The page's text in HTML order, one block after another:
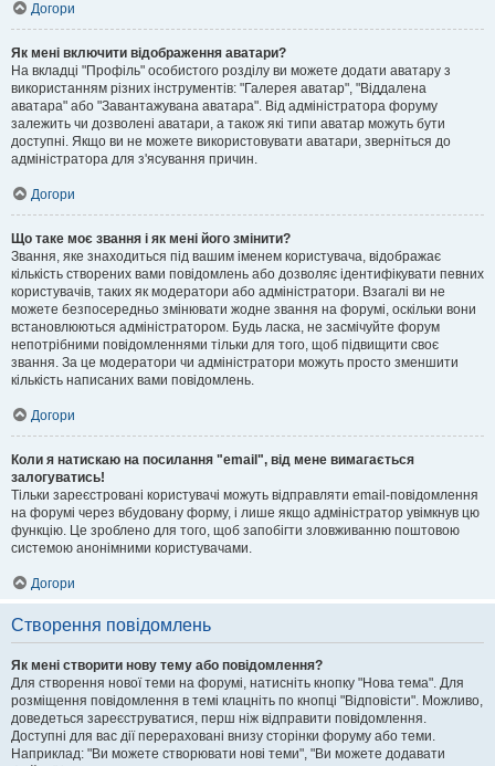
Догори
Як мені включити відображення аватари?
На вкладці "Профіль" особистого розділу ви можете додати аватару з
використанням різних інструментів: "Галерея аватар", "Віддалена
аватара" або "Завантажувана аватара". Від адміністратора форуму
залежить чи дозволені аватари, а також які типи аватар можуть бути
доступні. Якщо ви не можете використовувати аватари, зверніться до
адміністратора для з'ясування причин.
Догори
Що таке моє звання і як мені його змінити?
Звання, яке знаходиться під вашим іменем користувача, відображає
кількість створених вами повідомлень або дозволяє ідентифікувати певних
користувачів, таких як модератори або адміністратори. Взагалі ви не
можете безпосередньо змінювати жодне звання на форумі, оскільки вони
встановлюються адміністратором. Будь ласка, не засмічуйте форум
непотрібними повідомленнями тільки для того, щоб підвищити своє
звання. За це модератори чи адміністратори можуть просто зменшити
кількість написаних вами повідомлень.
Догори
Коли я натискаю на посилання "email", від мене вимагається
залогуватись!
Тільки зареєстровані користувачі можуть відправляти email-повідомлення
на форумі через вбудовану форму, і лише якщо адміністратор увімкнув цю
функцію. Це зроблено для того, щоб запобігти зловживанню поштовою
системою анонімними користувачами.
Догори
Створення повідомлень
Як мені створити нову тему або повідомлення?
Для створення нової теми на форумі, натисніть кнопку "Нова тема". Для
розміщення повідомлення в темі клацніть по кнопці "Відповісти". Можливо,
доведеться зареєструватися, перш ніж відправити повідомлення.
Доступні для вас дії перераховані внизу сторінки форуму або теми.
Наприклад: "Ви можете створювати нові теми", "Ви можете додавати